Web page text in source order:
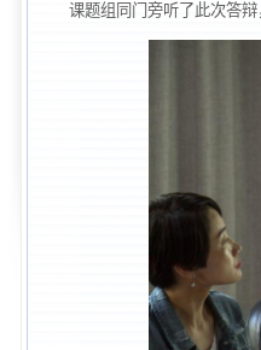
课题组同门旁听了此次答